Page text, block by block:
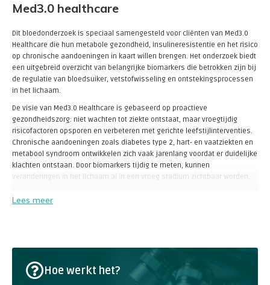
Med3.0 healthcare
Dit bloedonderzoek is speciaal samengesteld voor cliënten van Med3.0
Healthcare die hun metabole gezondheid, insulineresistentie en het risico
op chronische aandoeningen in kaart willen brengen. Het onderzoek biedt
een uitgebreid overzicht van belangrijke biomarkers die betrokken zijn bij
de regulatie van bloedsuiker, vetstofwisseling en ontstekingsprocessen
in het lichaam.
De visie van Med3.0 Healthcare is gebaseerd op proactieve
gezondheidszorg: niet wachten tot ziekte ontstaat, maar vroegtijdig
risicofactoren opsporen en verbeteren met gerichte leefstijlinterventies.
Chronische aandoeningen zoals diabetes type 2, hart- en vaatziekten en
metabool syndroom ontwikkelen zich vaak jarenlang voordat er duidelijke
klachten ontstaan. Door biomarkers tijdig te meten, kunnen
veranderingen in het lichaam al in een vroeg stadium zichtbaar worden.
metabole, cardiovasculaire en ontstekingsgerelateerde markers die
Dit bloedonderzoek bestaat uit:
Glucose
Insuline
Lees meer
Hoe werkt het?